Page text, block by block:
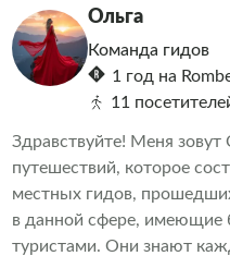
диспетчерская служба; •
ежедневный врачебный
транспортом; • мы сами
готовы поделиться
Путешествуйте с нами и
эмоции!
Ольга
Команда гидов
1 год на
11
Здравствуйте! Меня
путешествий, которое
местных гидов,
в данной сфере, имеющие
туристами. Они знают